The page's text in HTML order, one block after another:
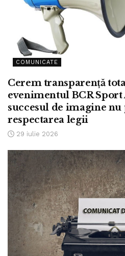
COMUNICATE
Cerem transparență
evenimentul BCR
succesul de imagine
respectarea legii
29 iulie 2026